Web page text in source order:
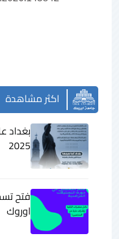
اكثر مشاهدة
بغداد
2025
فتح
اوروك